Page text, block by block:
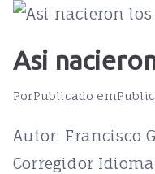
Asi
PorPublicado em
Autor: Francisco
Corregidor